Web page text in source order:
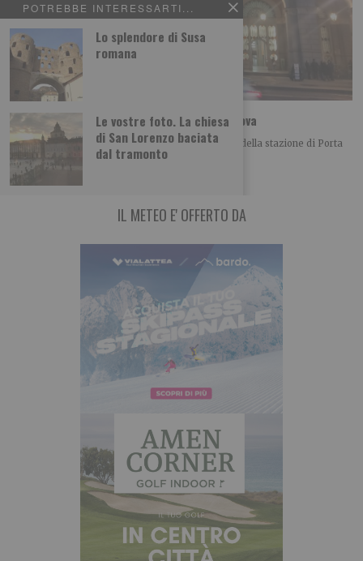
POTREBBE INTERESSARTI...
Lo splendore di Susa
romana
Le vostre foto. La chiesa
di San Lorenzo baciata
dal tramonto
Le foto dei lettori: la stazione di Porta Nuova
Luigi Gagliano ci propone questa bella immagine della stazione di Porta
Nuova a Torino Leggi qui
IL METEO E' OFFERTO DA